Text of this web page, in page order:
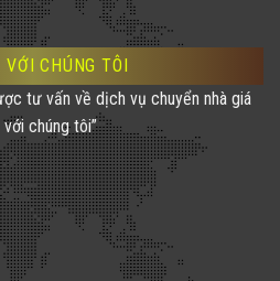
VỚI CHÚNG TÔI
tư vấn về dịch vụ chuyển nhà giá
chúng tôi”